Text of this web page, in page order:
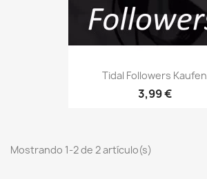
Tidal Followers Kaufen
3,99 €
Mostrando 1-2 de 2 artículo(s)